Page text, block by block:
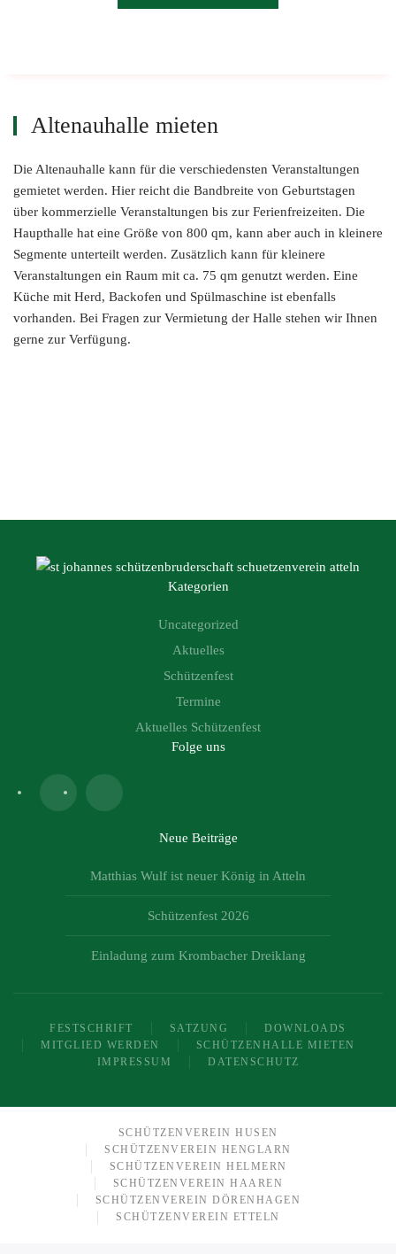
Altenauhalle mieten
Die Altenauhalle kann für die verschiedensten Veranstaltungen
gemietet werden. Hier reicht die Bandbreite von Geburtstagen
über kommerzielle Veranstaltungen bis zur Ferienfreizeiten. Die
Haupthalle hat eine Größe von 800 qm, kann aber auch in kleinere
Segmente unterteilt werden. Zusätzlich kann für kleinere
Veranstaltungen ein Raum mit ca. 75 qm genutzt werden. Eine
Küche mit Herd, Backofen und Spülmaschine ist ebenfalls
vorhanden. Bei Fragen zur Vermietung der Halle stehen wir Ihnen
gerne zur Verfügung.
Kategorien
Uncategorized
Aktuelles
Schützenfest
Termine
Aktuelles Schützenfest
Folge uns
Neue Beiträge
Matthias Wulf ist neuer König in Atteln
Schützenfest 2026
Einladung zum Krombacher Dreiklang
FESTSCHRIFT SATZUNG
DOWNLOADS
MITGLIED WERDEN
SCHÜTZENHALLE MIETEN
IMPRESSUM
DATENSCHUTZ
SCHÜTZENVEREIN HUSEN
SCHÜTZENVEREIN HENGLARN
SCHÜTZENVEREIN HELMERN
SCHÜTZENVEREIN HAAREN
SCHÜTZENVEREIN DÖRENHAGEN
SCHÜTZENVEREIN ETTELN